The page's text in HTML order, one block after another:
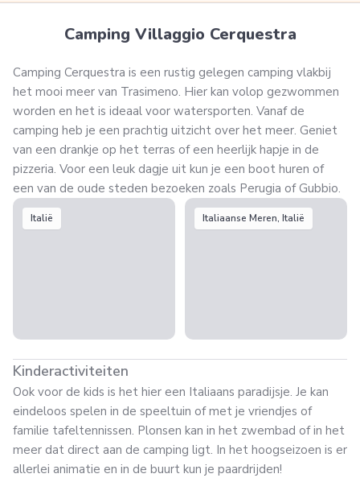
Camping Villaggio Cerquestra
Camping Cerquestra is een rustig gelegen camping vlakbij
het mooi meer van Trasimeno. Hier kan volop gezwommen
worden en het is ideaal voor watersporten. Vanaf de
camping heb je een prachtig uitzicht over het meer. Geniet
van een drankje op het terras of een heerlijk hapje in de
pizzeria. Voor een leuk dagje uit kun je een boot huren of
een van de oude steden bezoeken zoals Perugia of Gubbio.
Italië Italiaanse Meren, Italië
Kinderactiviteiten
Ook voor de kids is het hier een Italiaans paradijsje. Je kan
eindeloos spelen in de speeltuin of met je vriendjes of
familie tafeltennissen. Plonsen kan in het zwembad of in het
meer dat direct aan de camping ligt. In het hoogseizoen is er
allerlei animatie en in de buurt kun je paardrijden!